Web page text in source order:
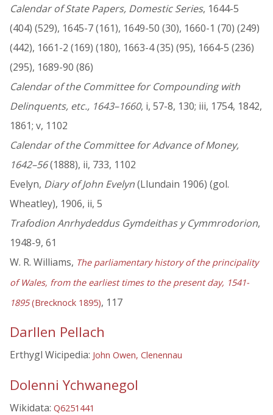
Calendar of State Papers, Domestic Series, 1644-5
(404) (529), 1645-7 (161), 1649-50 (30), 1660-1 (70) (249)
(442), 1661-2 (169) (180), 1663-4 (35) (95), 1664-5 (236)
(295), 1689-90 (86)
Calendar of the Committee for Compounding with
Delinquents, etc., 1643–1660, i, 57-8, 130; iii, 1754, 1842,
1861; v, 1102
Calendar of the Committee for Advance of Money,
1642–56(1888), ii, 733, 1102
Evelyn, Diary of John Evelyn(Llundain 1906) (gol.
Wheatley), 1906, ii, 5
Trafodion Anrhydeddus Gymdeithas y Cymmrodorion,
1948-9, 61
W. R. Williams, The parliamentary history of the principality
of Wales, from the earliest times to the present day, 1541-
1895(Brecknock 1895), 117
Darllen Pellach
Erthygl Wicipedia: John Owen, Clenennau
Dolenni Ychwanegol
Wikidata: Q6251441